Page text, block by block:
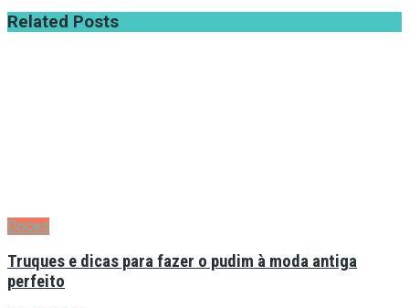
Related Posts
Doces
Truques e dicas para fazer o pudim à moda antiga
perfeito